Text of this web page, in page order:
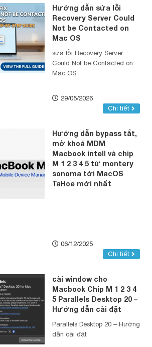
Hướng dẫn sửa lỗi
Recovery Server Could
Not be Contacted on
Mac OS
sửa lỗi Recovery Server
Could Not be Contacted on
Mac OS
29/05/2026
Chi tiết
Hướng dẫn bypass tắt,
mở khoá MDM
Macbook intell và chip
M 1 2 3 4 5 từ montery
sonoma tới MacOS
TaHoe mới nhất
06/12/2025
Chi tiết
cài window cho
Macbook Chip M 1 2 3 4
5 Parallels Desktop 20 –
Hướng dẫn cài đặt
Parallels Desktop 20 – Hướng
dẫn cài đặt